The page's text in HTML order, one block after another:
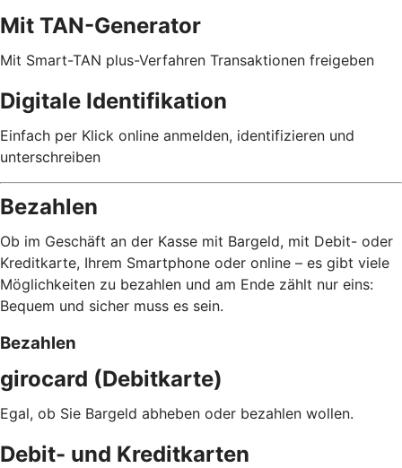
Mit TAN-Generator
Mit Smart-TAN plus-Verfahren Transaktionen freigeben
Digitale Identifikation
Einfach per Klick online anmelden, identifizieren und
unterschreiben
Bezahlen
Ob im Geschäft an der Kasse mit Bargeld, mit Debit- oder
Kreditkarte, Ihrem Smartphone oder online – es gibt viele
Möglichkeiten zu bezahlen und am Ende zählt nur eins:
Bequem und sicher muss es sein.
Bezahlen
girocard (Debitkarte)
Egal, ob Sie Bargeld abheben oder bezahlen wollen.
Debit- und Kreditkarten